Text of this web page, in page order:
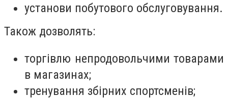
установи побутового обслуговування.
Також дозволять:
торгівлю непродовольчими товарами
в магазинах;
тренування збірних спортсменів;